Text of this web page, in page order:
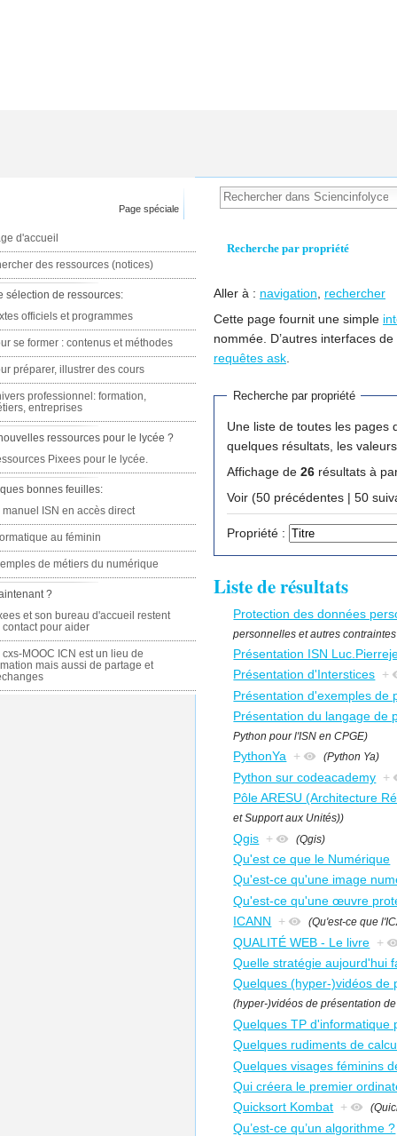
Recherche par propriété
Aller à : navigation
rechercher
Cette page fournit une simple
nommée. D’autres interfaces
requêtes ask
Recherche par propriété
Une liste de toutes les pages
quelques résultats, les
Affichage de 26 résultats à
Voir (50
Propriété :
Liste de résultats
Protection des données
personnelles et autres
Présentation ISN
Présentation d'Interstices +
Présentation d'exemples de
Présentation du langage de
Python pour l'ISN en CPGE)
PythonYa + (Python Ya)
Python sur codeacademy +
Pôle ARESU (Architecture
et Support aux Unités))
Qgis + (Qgis)
Qu'est ce que le Numérique
Qu'est-ce qu'une image
Qu'est-ce qu'une œuvre
ICANN
+ (Qu'est-ce que
QUALITÉ WEB - Le livre +
Quelle stratégie aujourd'hui
Quelques (hyper-)vidéos de
(hyper-)vidéos de présentation
Quelques TP d'informatique
Quelques rudiments de
Quelques visages féminins
Qui créera le premier
Quicksort Kombat +
Qu’est-ce qu’un algorithme ?
Page spéciale
d'accueil
des ressources (notices)
sélection de ressources:
officiels et programmes
se former : contenus et méthodes
préparer, illustrer des cours
professionnel: formation,
entreprises
ressources pour le lycée ?
Pixees pour le lycée.
bonnes feuilles:
manuel ISN en accès direct
au féminin
de métiers du numérique
?
et son bureau d'accueil restent
contact pour aider
cxs-MOOC ICN est un lieu de
mais aussi de partage et